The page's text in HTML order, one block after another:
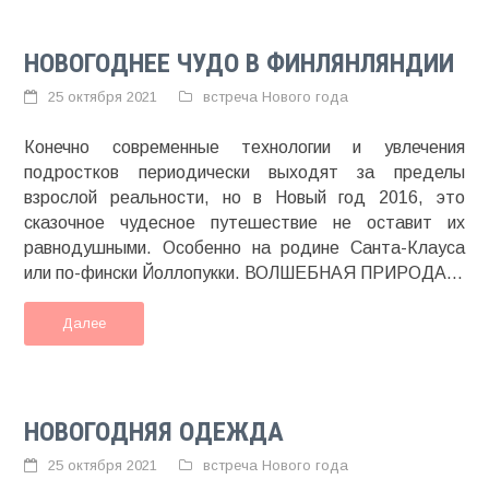
НОВОГОДНЕЕ ЧУДО В ФИНЛЯНЛЯНДИИ
25 октября 2021 встреча Нового года
Конечно современные технологии и увлечения
подростков периодически выходят за пределы
взрослой реальности, но в Новый год 2016, это
сказочное чудесное путешествие не оставит их
равнодушными. Особенно на родине Санта-Клауса
или по-фински Йоллопукки. ВОЛШЕБНАЯ ПРИРОДА...
Далее
НОВОГОДНЯЯ ОДЕЖДА
25 октября 2021 встреча Нового года